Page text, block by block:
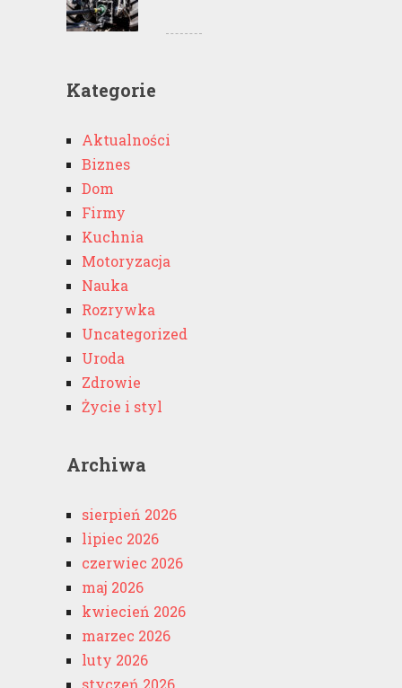
Kategorie
Aktualności
Biznes
Dom
Firmy
Kuchnia
Motoryzacja
Nauka
Rozrywka
Uncategorized
Uroda
Zdrowie
Życie i styl
Archiwa
sierpień 2026
lipiec 2026
czerwiec 2026
maj 2026
kwiecień 2026
marzec 2026
luty 2026
styczeń 2026